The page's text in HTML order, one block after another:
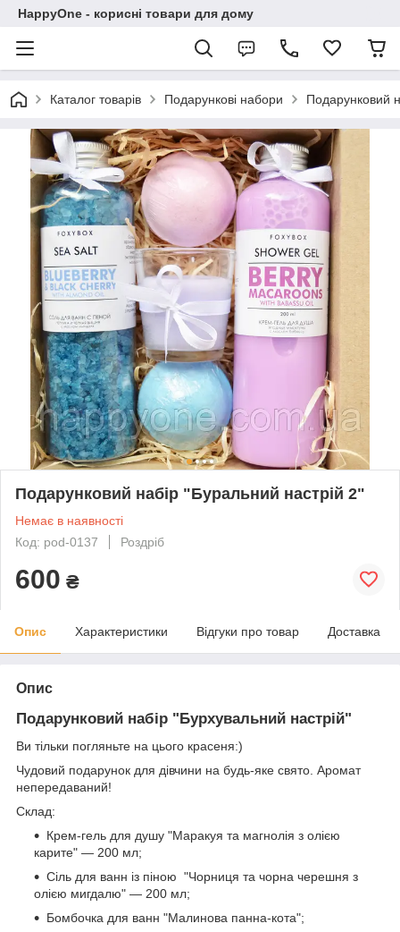
HappyOne - корисні товари для дому
Каталог товарів Подарункові набори Подарунковий
Подарунковий набір "Буральний настрій 2"
Немає в наявності
Код: pod-0137
Роздріб
600 ₴
Опис Характеристики Відгуки про товар Доставка
Опис
Подарунковий набір "Бурхувальний настрій"
Ви тільки погляньте на цього красеня:)
Чудовий подарунок для дівчини на будь-яке свято. Аромат
непередаваний!
Склад:
Крем-гель для душу "Маракуя та магнолія з олією
карите" — 200 мл;
Сіль для ванн із піною "Чорниця та чорна черешня з
олією мигдалю" — 200 мл;
Бомбочка для ванн "Малинова панна-кота";